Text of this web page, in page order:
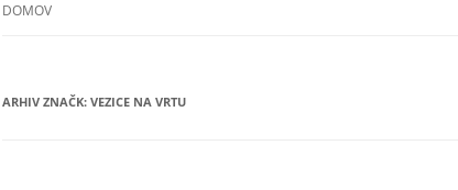
DOMOV
ARHIV ZNAČK: VEZICE NA VRTU